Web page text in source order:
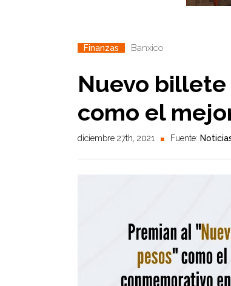
Finanzas Banxico
Nuevo
como el
diciembre 27th, 2021 Fuente: